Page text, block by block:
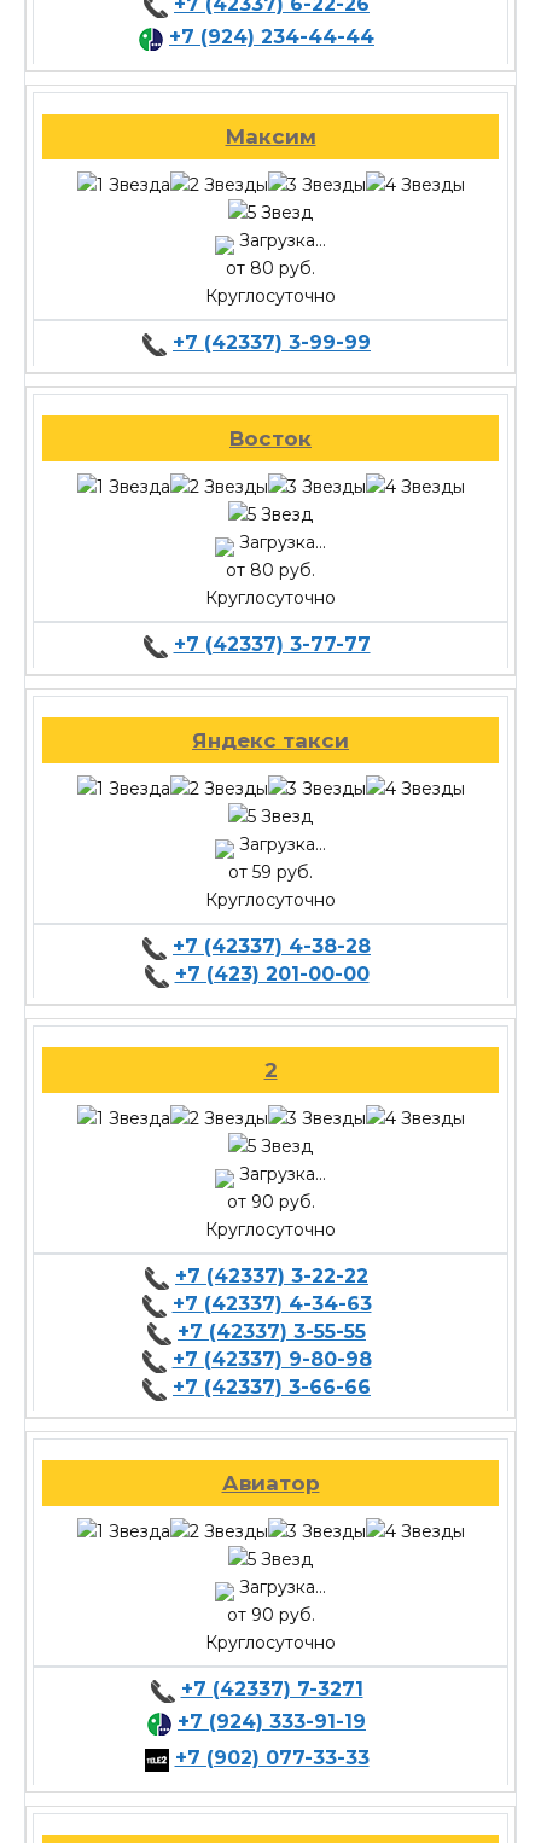
+7 (924) 234-44-44
Максим
Загрузка...
от 80 руб.
Круглосуточно
+7 (42337) 3-99-99
Восток
Загрузка...
от 80 руб.
Круглосуточно
+7 (42337) 3-77-77
Яндекс такси
Загрузка...
от 59 руб.
Круглосуточно
+7 (42337) 4-38-28
+7 (423) 201-00-00
2
Загрузка...
от 90 руб.
Круглосуточно
+7 (42337) 3-22-22
+7 (42337) 4-34-63
+7 (42337) 3-55-55
+7 (42337) 9-80-98
+7 (42337) 3-66-66
Авиатор
Загрузка...
от 90 руб.
Круглосуточно
+7 (42337) 7-3271
+7 (924) 333-91-19
+7 (902) 077-33-33